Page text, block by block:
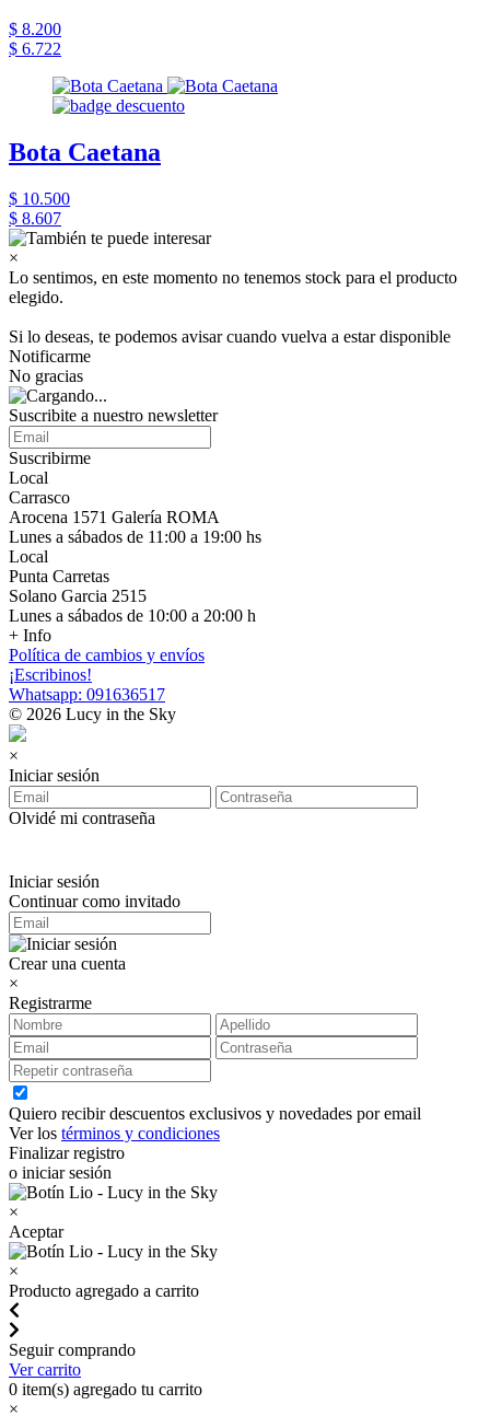
$ 8.200
$ 6.722
Bota Caetana
$ 10.500
$ 8.607
×
Lo sentimos, en este momento no tenemos stock para el producto
elegido.
Si lo deseas, te podemos avisar cuando vuelva a estar disponible
Notificarme
No gracias
Suscribite a nuestro newsletter
Suscribirme
Local
Carrasco
Arocena 1571 Galería ROMA
Lunes a sábados de 11:00 a 19:00 hs
Local
Punta Carretas
Solano Garcia 2515
Lunes a sábados de 10:00 a 20:00 h
+ Info
Política de cambios y envíos
¡Escribinos!
Whatsapp: 091636517
© 2026 Lucy in the Sky
×
Iniciar sesión
Olvidé mi contraseña
Iniciar sesión
Continuar como invitado
Crear una cuenta
×
Registrarme
Quiero recibir descuentos exclusivos y novedades por email
Ver los términos y condiciones
Finalizar registro
o iniciar sesión
×
Aceptar
×
Producto agregado a carrito
Seguir comprando
Ver carrito
0 item(s) agregado tu carrito
×